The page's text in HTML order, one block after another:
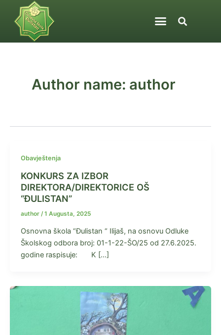
content
Author name: author
Obavještenja
KONKURS ZA IZBOR
DIREKTORA/DIREKTORICE OŠ
“ĐULISTAN”
author /1 Augusta, 2025
Osnovna škola “Đulistan “ Ilijaš, na osnovu Odluke
Školskog odbora broj: 01-1-22-ŠO/25 od 27.6.2025.
godine raspisuje: K […]
Post
pagination